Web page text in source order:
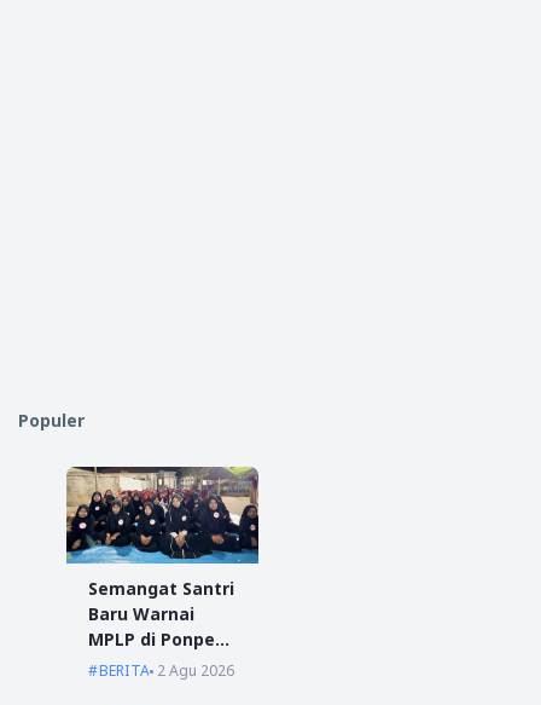
Populer
Semangat Santri
Baru Warnai
MPLP di Ponpes
Miftahul Ulum
BERITA 2 Agu 2026